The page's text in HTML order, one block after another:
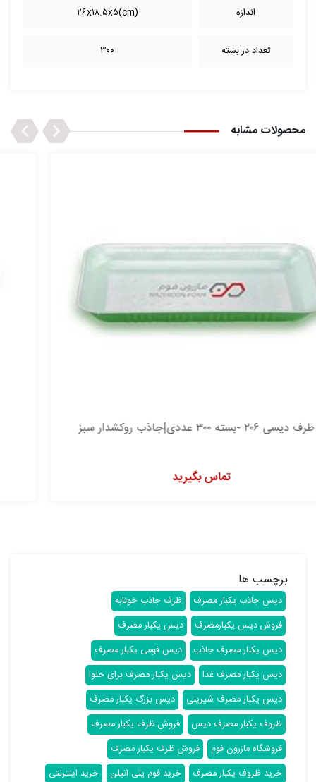
اندازه (cm)۲۶x۱۸.۵x۵
تعداد در بسته ۳۰۰
محصولات مشابه Previous
ظرف دیسی ۲۰۶ -بسته ۳۰۰ عددی|جاذب روکشدار قرمز
Next
برچسب ها
دیس جاذب یکبار مصرف
ظرف جاذب خونابه
فروش دیس یکبارمصرف
دیس یکبار مصرف
دیس یکبار مصرف جاذب
دیس فومی یکبار مصرف
دیس یکبار مصرف غذا
دیس یکبار مصرف برای حلوا
دیس یکبار مصرف شیرینی
دیس بزرگ یکبار مصرف
ظروف یکبار مصرف دیس
فروش ظرف یکبار مصرف
فروشگاه مازرون فوم
فروش ظرف یکبار مصرف
خرید ظروف یکبار مصرف
خرید فوم پلی اتیلن
خرید اینترنتی